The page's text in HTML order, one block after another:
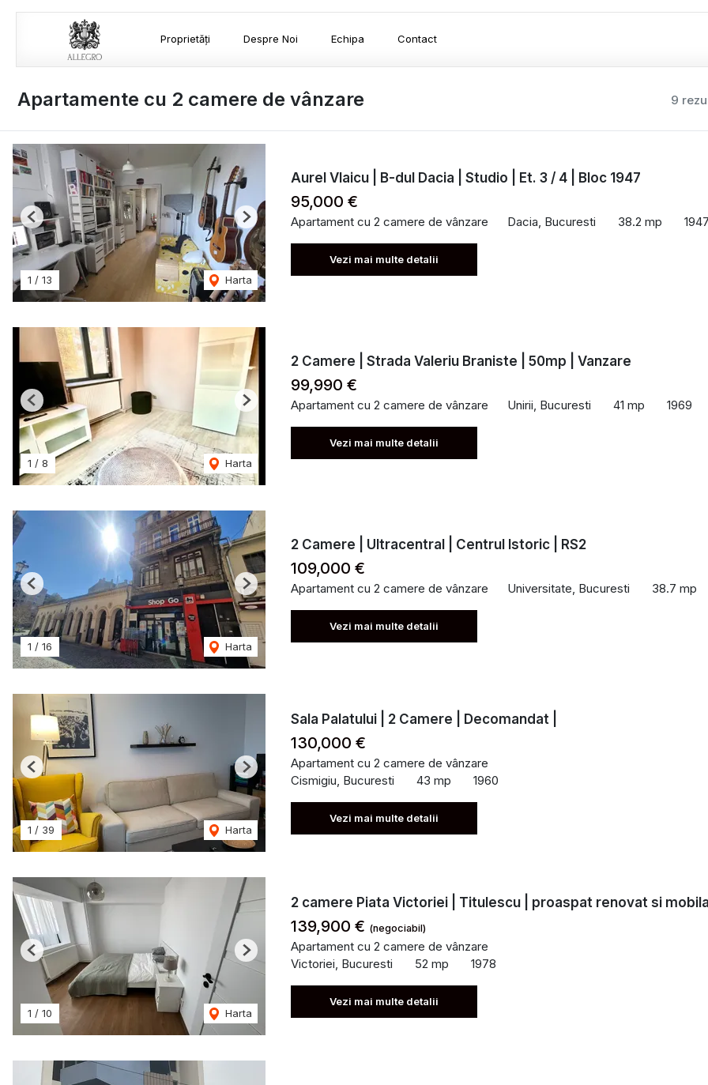
Proprietăți Despre Noi Echipa Contact
9
Apartamente cu 2 camere de vânzare
1 / 13 Harta
Previous Next
Aurel Vlaicu | B-dul Dacia | Studio | Et. 3 / 4 | Bloc 1947
95,000 €
Apartament cu 2 camere de vânzare Dacia, Bucuresti 38.2 mp
Vezi mai multe detalii
1 / 8 Harta
Previous Next
2 Camere | Strada Valeriu Braniste | 50mp | Vanzare
99,990 €
Apartament cu 2 camere de vânzare Unirii, Bucuresti 41 mp 1969
Vezi mai multe detalii
1 / 16 Harta
Previous Next
2 Camere | Ultracentral | Centrul Istoric | RS2
109,000 €
Apartament cu 2 camere de vânzare Universitate, Bucuresti 38.7 mp
Vezi mai multe detalii
1 / 39 Harta
Previous Next
Sala Palatului | 2 Camere | Decomandat |
130,000 €
Apartament cu 2 camere de vânzare
Cismigiu, Bucuresti
43 mp 1960
Vezi mai multe detalii
1 / 10 Harta
Previous Next
2 camere Piata Victoriei | Titulescu | proaspat renovat si
139,900 € (negociabil)
Apartament cu 2 camere de vânzare
Victoriei, Bucuresti
52 mp 1978
Vezi mai multe detalii